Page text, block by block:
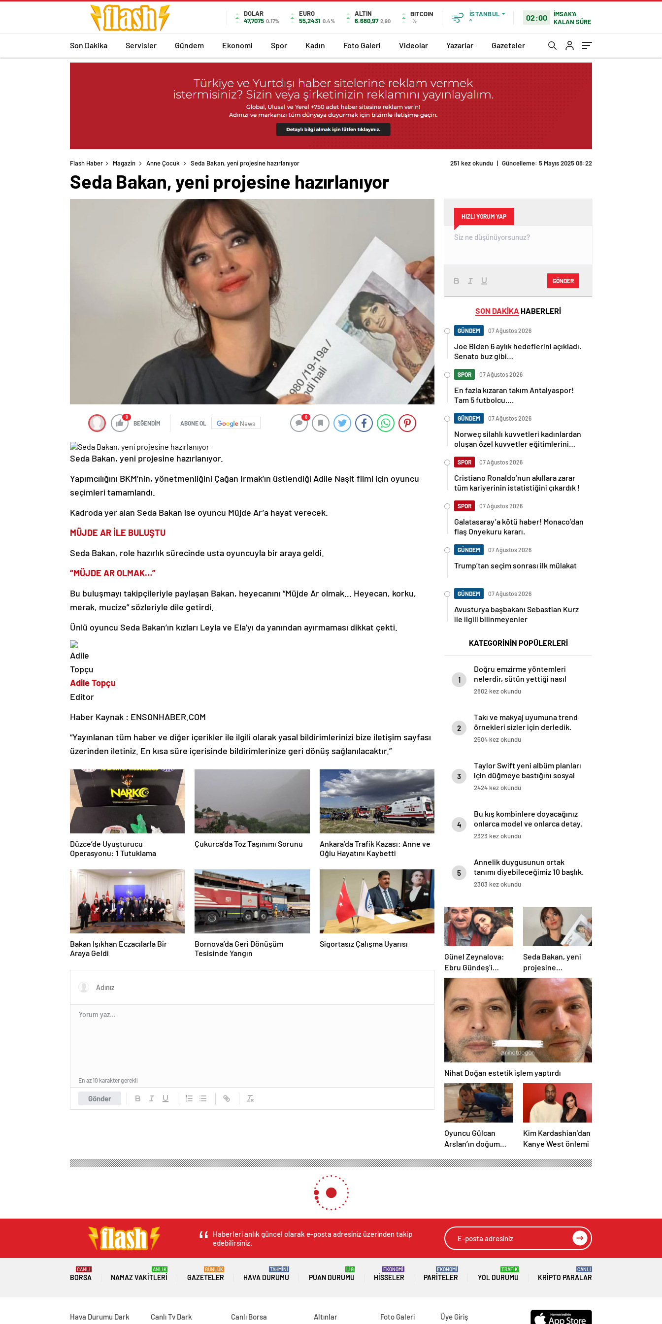
DOLAR
47,7075 0.17%
EURO
55,2431 0.4%
ALTIN
6.680,97 2,90
BITCOIN
%
İSTANBUL
°
02:00
İMSAK'A
KALAN SÜRE
Son Dakika Servisler Gündem Ekonomi Spor Kadın Foto Galeri Videolar Yazarlar Gazeteler
Flash Haber Magazin Anne Çocuk Seda Bakan, yeni projesine hazırlanıyor 251 kez okundu | Güncelleme: 5 Mayıs 2025 08:22
Seda Bakan, yeni projesine hazırlanıyor
0
BEĞENDİM ABONE OL News
0
Seda Bakan, yeni projesine hazırlanıyor.
Yapımcılığını BKM’nin, yönetmenliğini Çağan Irmak’ın üstlendiği Adile Naşit filmi için oyuncu
seçimleri tamamlandı.
Kadroda yer alan Seda Bakan ise oyuncu Müjde Ar’a hayat verecek.
MÜJDE AR İLE BULUŞTU
Seda Bakan, role hazırlık sürecinde usta oyuncuyla bir araya geldi.
“MÜJDE AR OLMAK…”
Bu buluşmayı takipçileriyle paylaşan Bakan, heyecanını “Müjde Ar olmak… Heyecan, korku,
merak, mucize” sözleriyle dile getirdi.
Ünlü oyuncu Seda Bakan’ın kızları Leyla ve Ela’yı da yanından ayırmaması dikkat çekti.
Adile Topçu
Editor
Haber Kaynak : ENSONHABER.COM
“Yayınlanan tüm haber ve diğer içerikler ile ilgili olarak yasal bildirimlerinizi bize iletişim sayfası
üzerinden iletiniz. En kısa süre içerisinde bildirimlerinize geri dönüş sağlanılacaktır.”
Düzce’de Uyuşturucu
Operasyonu: 1 Tutuklama
Çukurca’da Toz Taşınımı Sorunu
Ankara’da Trafik Kazası: Anne ve
Oğlu Hayatını Kaybetti
Bakan Işıkhan Eczacılarla Bir
Araya Geldi
Bornova’da Geri Dönüşüm
Tesisinde Yangın
Sigortasız Çalışma Uyarısı
Gönder
En az 10 karakter gerekli
HIZLI YORUM YAP
GÖNDER
SON DAKİKA HABERLERİ
GÜNDEM 07 Ağustos 2026
Joe Biden 6 aylık hedeflerini açıkladı.
Senato buz gibi…
SPOR 07 Ağustos 2026
En fazla kızaran takım Antalyaspor!
Tam 5 futbolcu….
GÜNDEM 07 Ağustos 2026
Norweç silahlı kuvvetleri kadınlardan
oluşan özel kuvvetler eğitimlerini
SPOR 07 Ağustos 2026
Cristiano Ronaldo’nun akıllara zarar
tüm kariyerinin istatistiğini çıkardık !
SPOR 07 Ağustos 2026
Galatasaray’a kötü haber! Monaco’dan
flaş Onyekuru kararı.
GÜNDEM 07 Ağustos 2026
Trump’tan seçim sonrası ilk mülakat
GÜNDEM 07 Ağustos 2026
Avusturya başbakanı Sebastian Kurz
ile ilgili bilinmeyenler
KATEGORİNİN POPÜLERLERİ
1
Doğru emzirme yöntemleri
nelerdir, sütün yettiği nasıl
anlaşılır?
2802 kez okundu
2
Takı ve makyaj uyumuna trend
örnekleri sizler için derledik.
2504 kez okundu
3
Taylor Swift yeni albüm planları
için düğmeye bastığını sosyal
medyadan duyurdu!
2424 kez okundu
4
Bu kış kombinlere doyacağınız
onlarca model ve onlarca detay.
2323 kez okundu
5
Annelik duygusunun ortak
tanımı diyebileceğimiz 10 başlık.
2303 kez okundu
Günel Zeynalova:
Ebru Gündeş’i
affettim
Seda Bakan, yeni
projesine
hazırlanıyor
Nihat Doğan estetik işlem yaptırdı
Oyuncu Gülcan
Arslan’ın doğum
düğmelerini
Kim Kardashian’dan
Kanye West önlemi
Haberleri anlık güncel olarak e-posta adresiniz üzerinden takip
edebilirsiniz.
BORSA
CANLI
NAMAZ VAKITLERI
ANLIK
GAZETELER
GÜNLÜK
HAVA DURUMU
TAHMİNİ
PUAN DURUMU
LİG
HISSELER
EKONOMİ
PARITELER
EKONOMİ
YOL DURUMU
TRAFİK
KRIPTO PARALAR
CANLI
Hava Durumu Dark Canlı Tv Dark Canlı Borsa Altınlar Foto Galeri Üye Giriş